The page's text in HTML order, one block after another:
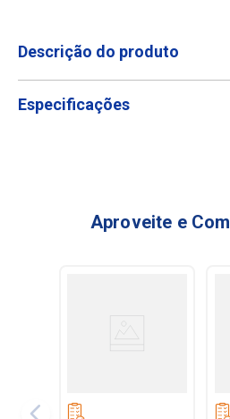
Descrição do produto
Especificações
Aproveite e